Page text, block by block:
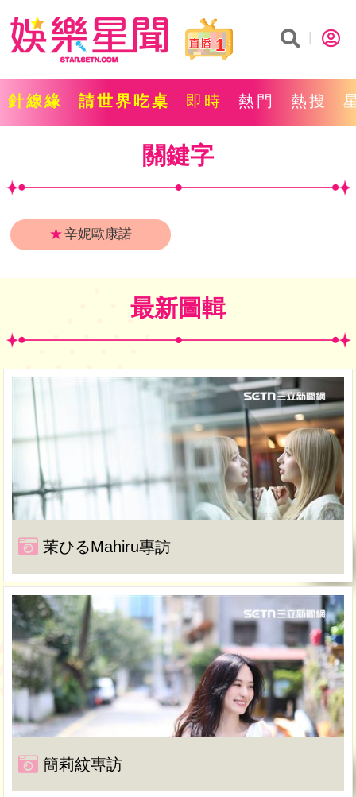
1
針線緣 請世界吃桌 即時 熱門 熱搜
關鍵字
★辛妮歐康諾
最新圖輯
茉ひるMahiru專訪
簡莉紋專訪